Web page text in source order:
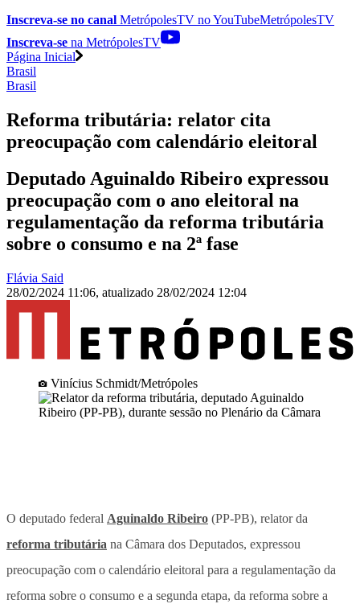
Inscreva-se no canal MetrópolesTV noYouTubeMetrópolesTV
Inscreva-se na MetrópolesTV
Página Inicial
Brasil
Brasil
Reforma tributária: relator cita
preocupação com calendário eleitoral
Deputado Aguinaldo Ribeiro expressou
preocupação com o ano eleitoral na
regulamentação da reforma tributária
sobre o consumo e na 2ª fase
Flávia Said
28/02/2024 11:06, atualizado 28/02/2024 12:04
Vinícius Schmidt/Metrópoles
O deputado federal Aguinaldo Ribeiro (PP-PB), relator da
reforma tributária na Câmara dos Deputados, expressou
preocupação com o calendário eleitoral para a regulamentação da
reforma sobre o consumo e a segunda etapa, da reforma sobre a